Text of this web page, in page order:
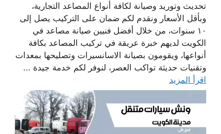
تحديث وتوريد وصيانة لكافة أنواع المصاعد التجارية،
وبأقل الأسعار ونقدم لكم ضمان على التركيب يصل إلى
١٠ سنوات، من خلال أفضل فنيين صيانة مصاعد في
الكويت لديهم خبرة عريقة في تركيب المصاعد بكافة
أنواعها، ويقومون بصيانة الاسانسيرات وتصليحها بمعدات
وتقنيات حديثة تواكب العصر، لنوفر لكم خدمة جيدة ...
اقرأ المزيد